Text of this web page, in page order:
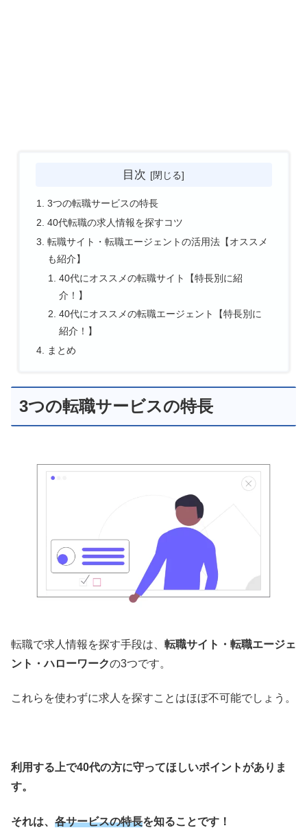
目次
3つの転職サービスの特長
40代転職の求人情報を探すコツ
転職サイト・転職エージェントの活用法【オススメ
も紹介】
40代にオススメの転職サイト【特長別に紹
介！】
40代にオススメの転職エージェント【特長別に
紹介！】
まとめ
3つの転職サービスの特長
転職で求人情報を探す手段は、 転職サイト・転職エージェ
ント・ハローワークの3つです。
これらを使わずに求人を探すことはほぼ不可能でしょう。
利用する上で40代の方に守ってほしいポイントがありま
す。
それは、 各サービスの特長を知ることです！